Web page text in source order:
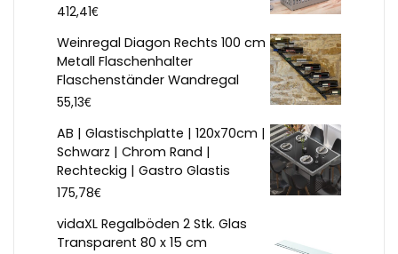
412,41€
Weinregal Diagon Rechts 100 cm
Metall Flaschenhalter
Flaschenständer Wandregal
55,13€
AB | Glastischplatte | 120x70cm |
Schwarz | Chrom Rand |
Rechteckig | Gastro Glastis
175,78€
vidaXL Regalböden 2 Stk. Glas
Transparent 80 x 15 cm